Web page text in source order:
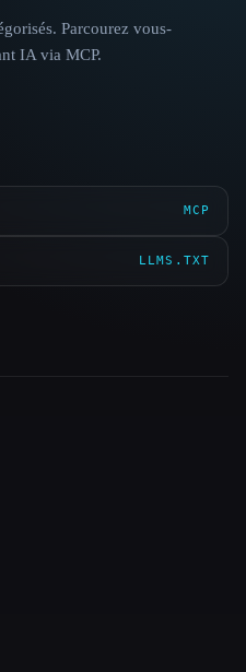
Parcourez vous-
IA via MCP.
MCP
LLMS.TXT